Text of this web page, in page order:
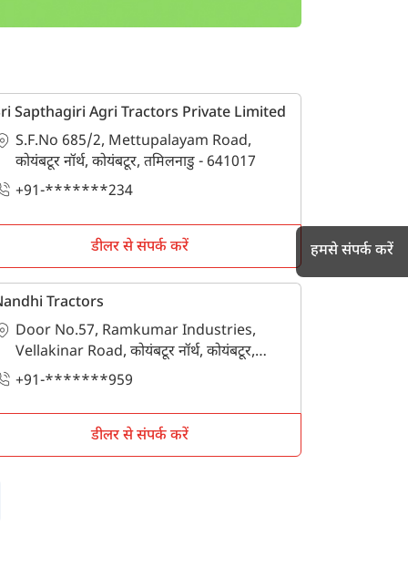
Sapthagiri Agri Tractors Private Limited
S.F.No 685/2, Mettupalayam Road,
कोयंबटूर नॉर्थ, कोयंबटूर, तमिलनाडु - 641017
+91-*******234
डीलर से संपर्क करें
Tractors
Door No.57, Ramkumar Industries,
Vellakinar Road, कोयंबटूर नॉर्थ, कोयंबटूर,
तमिलनाडु - 641029
+91-*******959
डीलर से संपर्क करें
हमसे संपर्क करें